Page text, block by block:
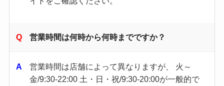
営業時間は何時から何時までですか？
営業時間は店舗によって異なりますが、 火～
金/9:30-22:00 土・日・祝/9:30-20:00が一般的で